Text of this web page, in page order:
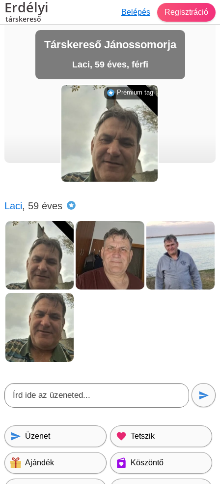
Erdélyi
társkereső
Belépés Regisztráció
Társkereső Jánossomorja
Laci, 59 éves, férfi
Laci, 59 éves
Üzenet Tetszik
Ajándék Köszöntő
Prémium tag